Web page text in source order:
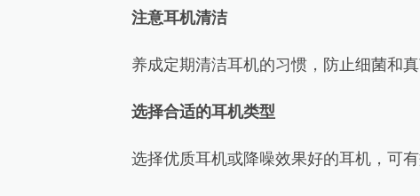
注意耳机清洁
养成定期清洁耳机的习惯，防止细菌和真
选择合适的耳机类型
选择优质耳机或降噪效果好的耳机，可有